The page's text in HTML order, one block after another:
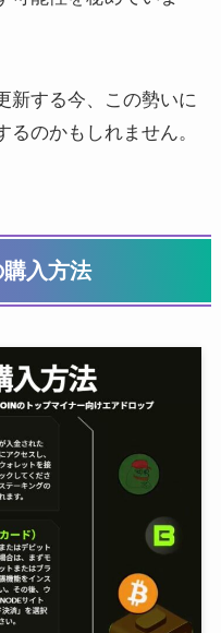
新する今、この勢いに
のかもしれません。
入方法